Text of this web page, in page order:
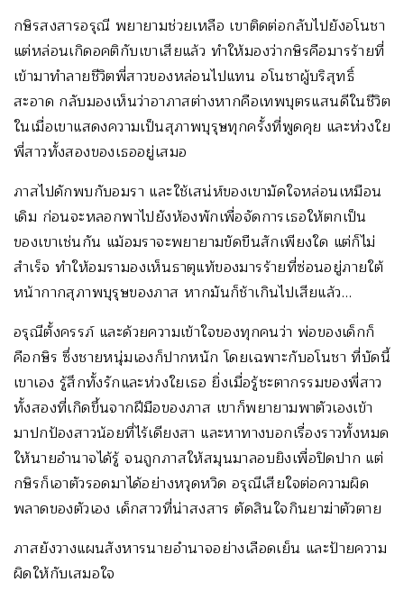
กษิรสงสารอรุณี พยายามช่วยเหลือ เขาติดต่อกลับไปยังอโนชา
แต่หล่อนเกิดอคติกับเขาเสียแล้ว ทำให้มองว่ากษิรคือมารร้ายที่
เข้ามาทำลายชีวิตพี่สาวของหล่อนไปแทน อโนชาผู้บริสุทธิ์
สะอาด กลับมองเห็นว่าอาภาสต่างหากคือเทพบุตรแสนดีในชีวิต
ในเมื่อเขาแสดงความเป็นสุภาพบุรุษทุกครั้งที่พูดคุย และห่วงใย
พี่สาวทั้งสองของเธออยู่เสมอ
ภาสไปดักพบกับอมรา และใช้เสน่ห์ของเขามัดใจหล่อนเหมือน
เดิม ก่อนจะหลอกพาไปยังห้องพักเพื่อจัดการเธอให้ตกเป็น
ของเขาเช่นกัน แม้อมราจะพยายามขัดขืนสักเพียงใด แต่ก็ไม่
สำเร็จ ทำให้อมรามองเห็นธาตุแท้ของมารร้ายที่ซ่อนอยู่ภายใต้
หน้ากากสุภาพบุรุษของภาส หากมันก็ช้าเกินไปเสียแล้ว…
อรุณีตั้งครรภ์ และด้วยความเข้าใจของทุกคนว่า พ่อของเด็กก็
คือกษิร ซึ่งชายหนุ่มเองก็ปากหนัก โดยเฉพาะกับอโนชา ที่บัดนี้
เขาเอง รู้สึกทั้งรักและห่วงใยเธอ ยิ่งเมื่อรู้ชะตากรรมของพี่สาว
ทั้งสองที่เกิดขึ้นจากฝีมือของภาส เขาก็พยายามพาตัวเองเข้า
มาปกป้องสาวน้อยที่ไร้เดียงสา และหาทางบอกเรื่องราวทั้งหมด
ให้นายอำนาจได้รู้ จนถูกภาสให้สมุนมาลอบยิงเพื่อปิดปาก แต่
กษิรก็เอาตัวรอดมาได้อย่างหวุดหวิด อรุณีเสียใจต่อความผิด
พลาดของตัวเอง เด็กสาวที่น่าสงสาร ตัดสินใจกินยาฆ่าตัวตาย
ภาสยังวางแผนสังหารนายอำนาจอย่างเลือดเย็น และป้ายความ
ผิดให้กับเสมอใจ